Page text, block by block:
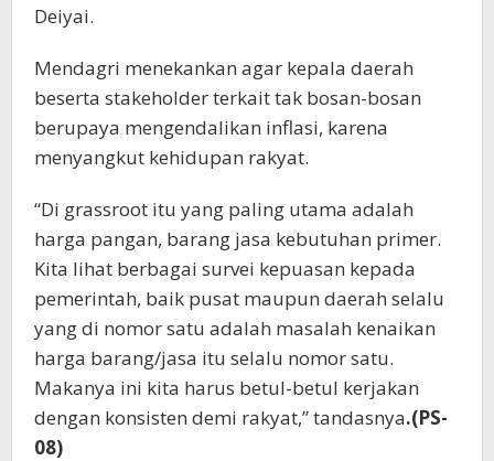
Deiyai.
Mendagri menekankan agar kepala daerah
beserta stakeholder terkait tak bosan-bosan
berupaya mengendalikan inflasi, karena
menyangkut kehidupan rakyat.
“Di grassroot itu yang paling utama adalah
harga pangan, barang jasa kebutuhan primer.
Kita lihat berbagai survei kepuasan kepada
pemerintah, baik pusat maupun daerah selalu
yang di nomor satu adalah masalah kenaikan
harga barang/jasa itu selalu nomor satu.
Makanya ini kita harus betul-betul kerjakan
dengan konsisten demi rakyat,” tandasnya.(PS-
08)